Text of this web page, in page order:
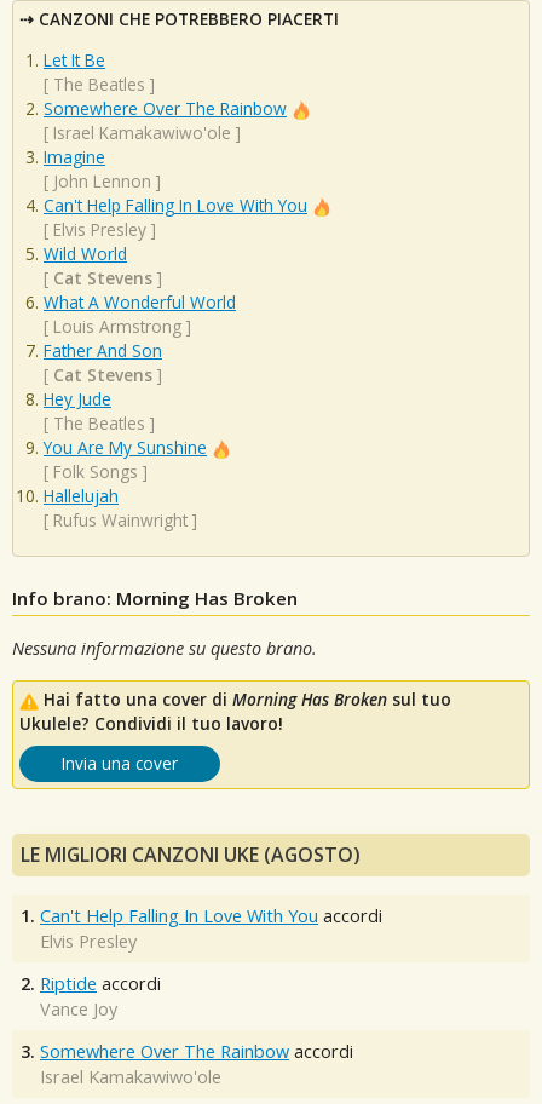
CANZONI CHE POTREBBERO PIACERTI
Let It Be
[ The Beatles ]
Somewhere Over The Rainbow
[ Israel Kamakawiwo'ole ]
Imagine
[ John Lennon ]
Can't Help Falling In Love With You
[ Elvis Presley ]
Wild World
[ Cat Stevens ]
What A Wonderful World
[ Louis Armstrong ]
Father And Son
[ Cat Stevens ]
Hey Jude
[ The Beatles ]
You Are My Sunshine
[ Folk Songs ]
Hallelujah
[ Rufus Wainwright ]
Info brano: Morning Has Broken
Nessuna informazione su questo brano.
Hai fatto una cover di Morning Has Broken sul tuo
Ukulele? Condividi il tuo lavoro!
Invia una cover
LE MIGLIORI CANZONI UKE (AGOSTO)
1. Can't Help Falling In Love With You accordi
Elvis Presley
2. Riptide accordi
Vance Joy
3. Somewhere Over The Rainbow accordi
Israel Kamakawiwo'ole